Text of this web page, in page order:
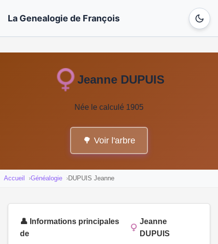
La Genealogie de François
Jeanne DUPUIS
Née le calculé 1905
🌳 Voir l'arbre
Accueil Généalogie DUPUIS Jeanne
👤 Informations principales
de
Jeanne
DUPUIS